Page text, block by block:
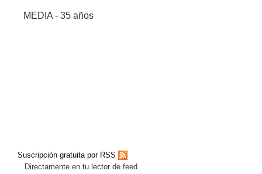
MEDIA - 35 años
Suscripción gratuita por RSS
Directamente en tu lector de feed